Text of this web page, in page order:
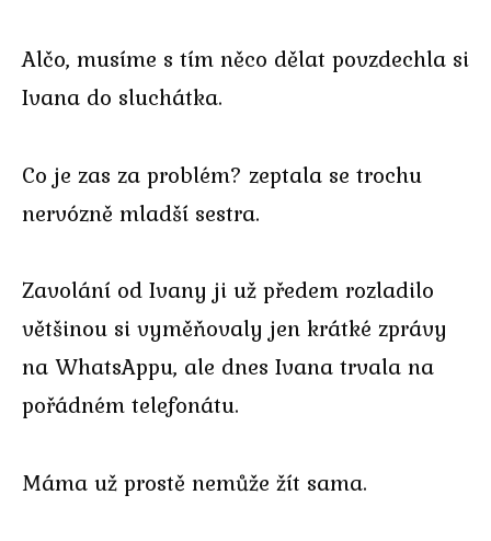
Alčo, musíme s tím něco dělat povzdechla si
Ivana do sluchátka.
Co je zas za problém? zeptala se trochu
nervózně mladší sestra.
Zavolání od Ivany ji už předem rozladilo
většinou si vyměňovaly jen krátké zprávy
na WhatsAppu, ale dnes Ivana trvala na
pořádném telefonátu.
Máma už prostě nemůže žít sama.